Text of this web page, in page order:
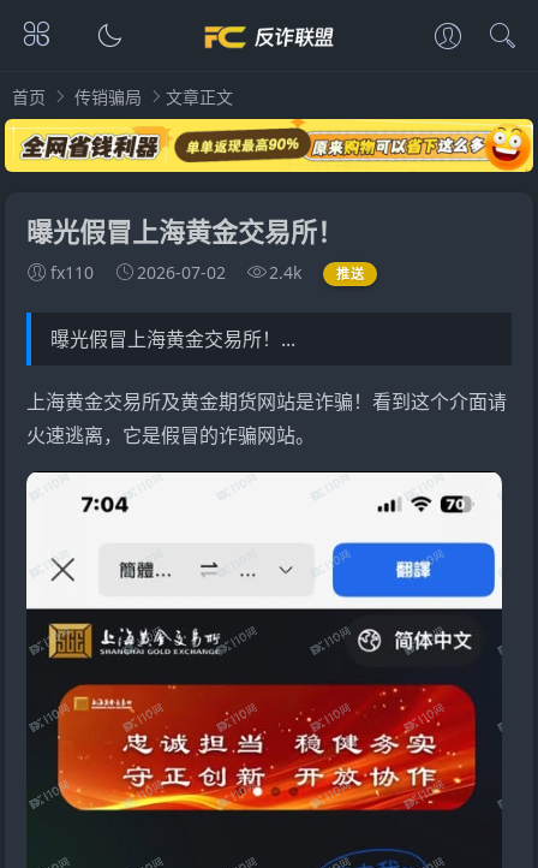
首页 传销骗局 文章正文
曝光假冒上海黄金交易所！
fx110 2026-07-02 2.4k 推送
曝光假冒上海黄金交易所！...
上海黄金交易所及黄金期货网站是诈骗！看到这个介面请
火速逃离，它是假冒的诈骗网站。